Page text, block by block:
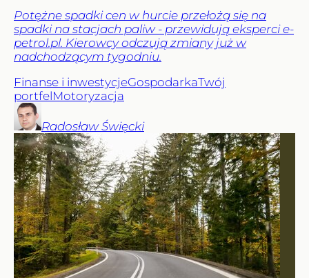
Potężne spadki cen w hurcie przełożą się na
spadki na stacjach paliw - przewidują eksperci e-
petrol.pl. Kierowcy odczują zmiany już w
nadchodzącym tygodniu.
Finanse i inwestycjeGospodarkaTwój
portfelMotoryzacja
Radosław Święcki